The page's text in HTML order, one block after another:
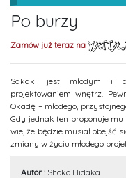
Po burzy
Zamów już teraz na
Sakaki jest młodym i
projektowaniem wnętrz.
Okadę – młodego,
Gdy jednak ten proponuje
wie, że będzie musiał obejść
zmiany w życiu młodego
Autor : Shoko Hidaka